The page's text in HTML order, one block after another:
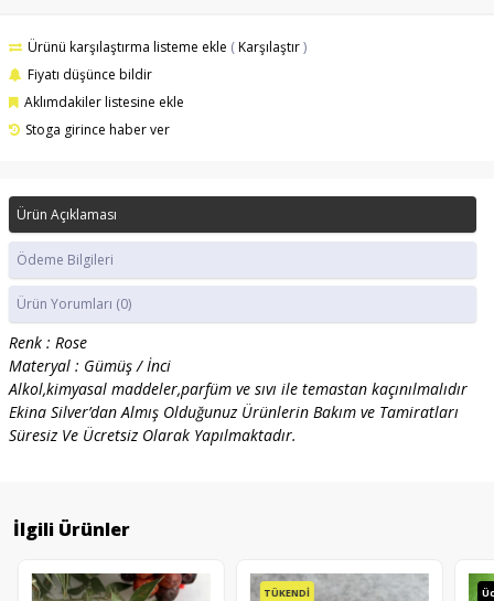
Ürünü karşılaştırma listeme ekle (Karşılaştır)
Fiyatı düşünce bildir
Aklımdakiler listesine ekle
Stoga girince haber ver
Ürün Açıklaması
Ödeme Bilgileri
Ürün Yorumları (0)
Renk : Rose
Materyal : Gümüş / İnci
Alkol,kimyasal maddeler,parfüm ve sıvı ile temastan kaçınılmalıdır
Ekina Silver’dan Almış Olduğunuz Ürünlerin Bakım ve Tamiratları
Süresiz Ve Ücretsiz Olarak Yapılmaktadır.
İlgili Ürünler
TÜKENDİ